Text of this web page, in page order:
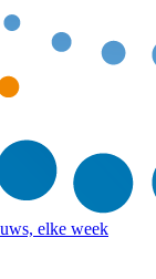
elke week